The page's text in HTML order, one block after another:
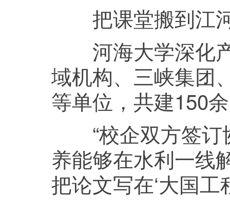
把课堂搬到江
河海大学深化产
域机构、三峡集团
等单位，共建150
“校企双方签订
养能够在水利一线
把论文写在‘大国工